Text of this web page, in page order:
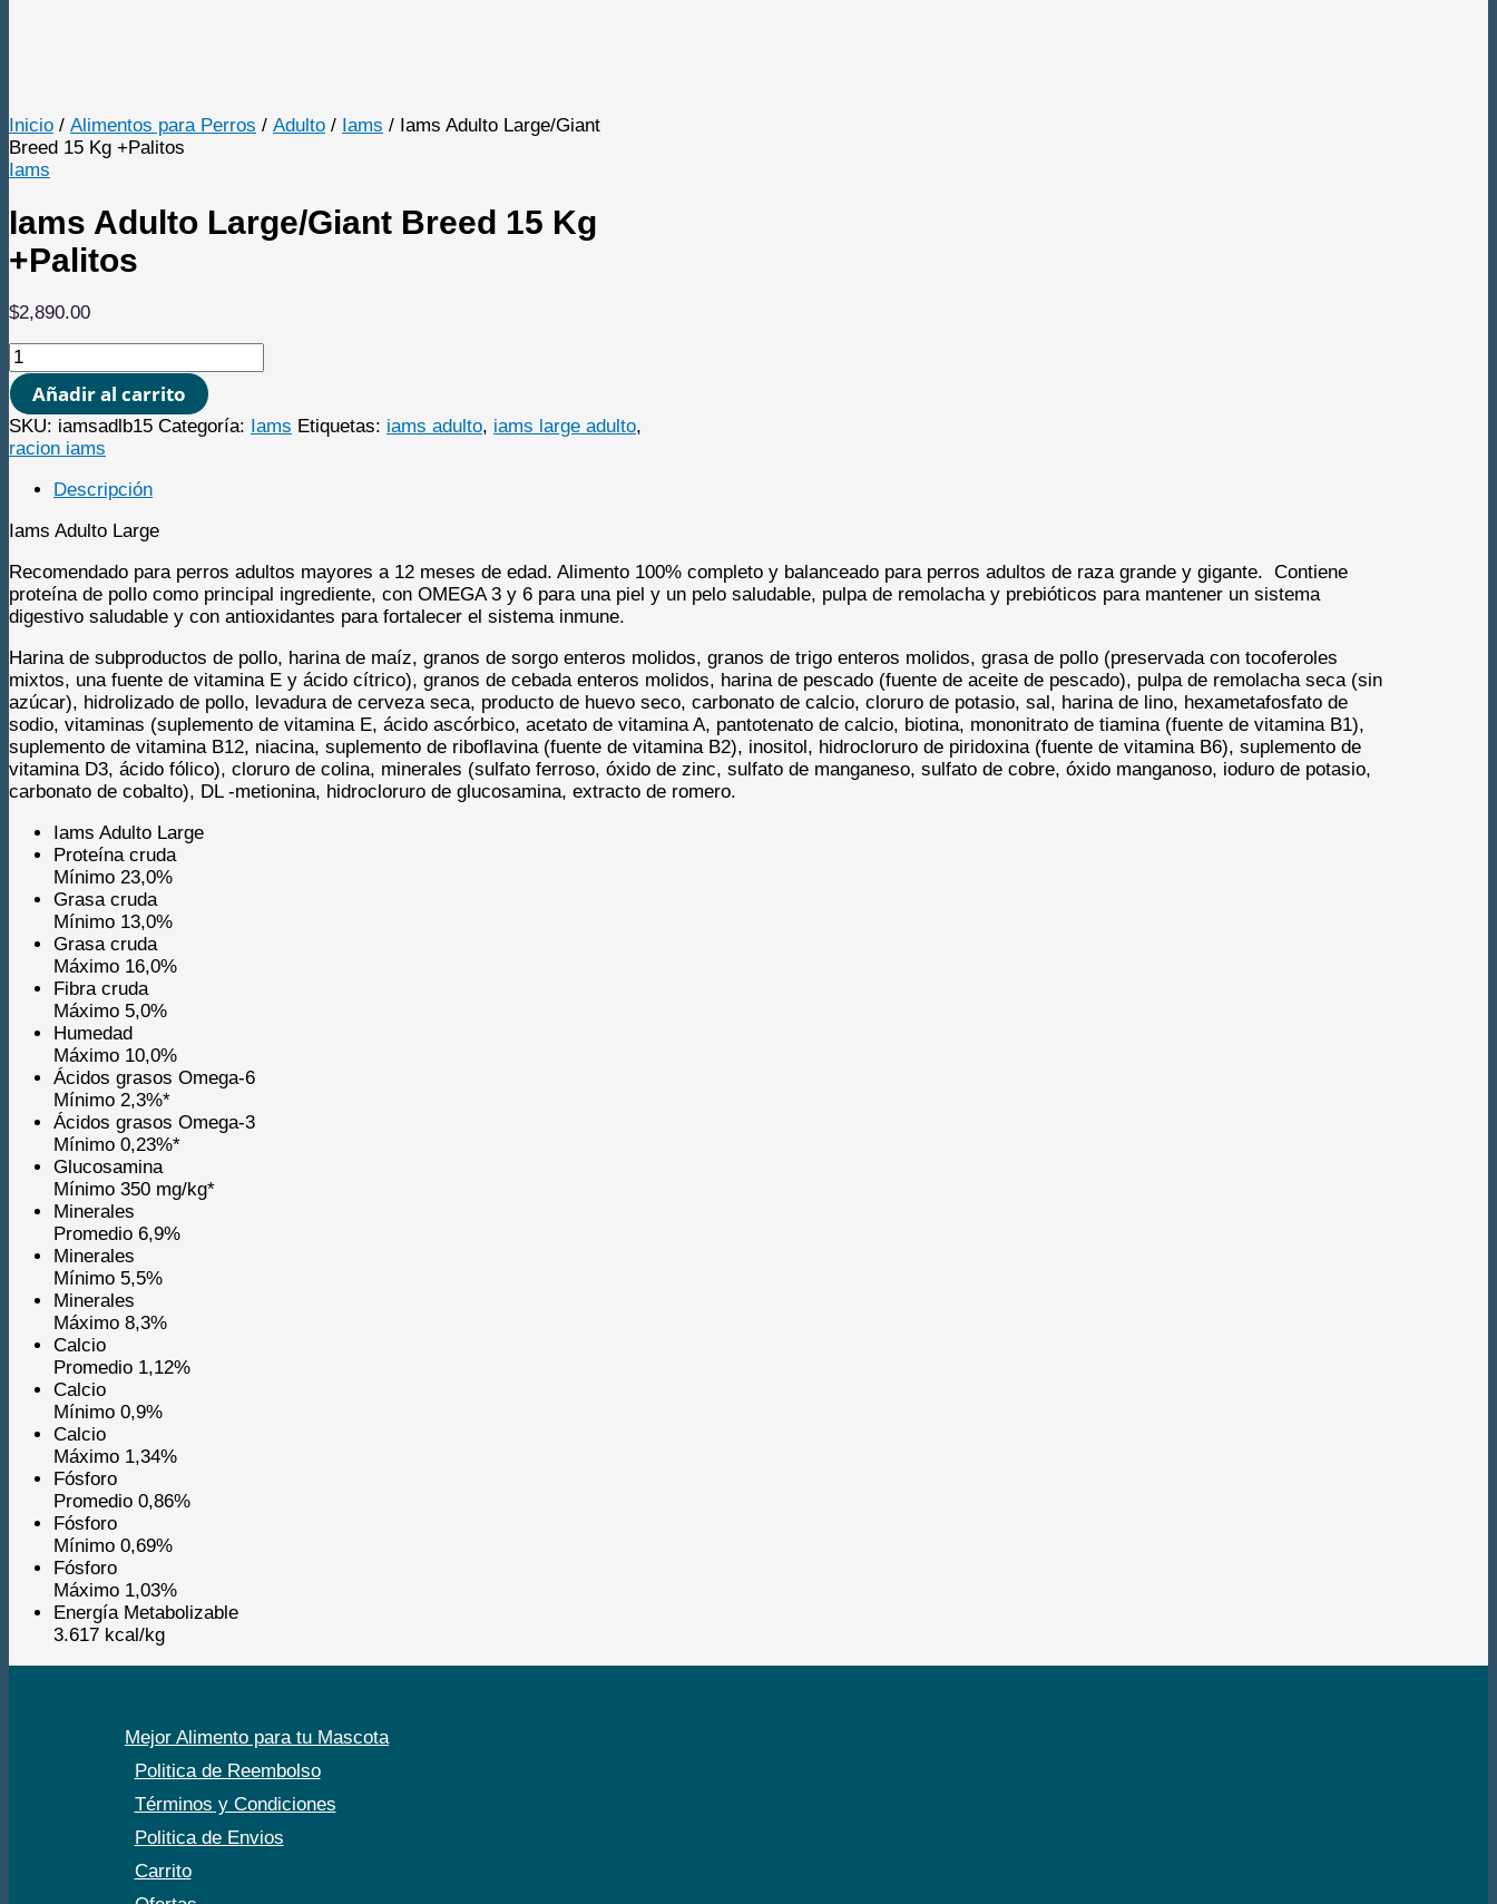
Inicio / Alimentos para Perros / Adulto / Iams / Iams Adulto Large/Giant
Breed 15 Kg +Palitos
Iams
Iams Adulto Large/Giant Breed 15 Kg
+Palitos
$2,890.00
Iams
Adulto
Large/Giant
Breed
15
+Palitos
Añadir al carrito
SKU: iamsadlb15 Categoría: Iams Etiquetas: iams adulto, iams large adulto,
racion iams
Descripción
Iams Adulto Large
Recomendado para perros adultos mayores a 12 meses de edad. Alimento 100% completo y balanceado para perros adultos de raza grande y gigante. Contiene
proteína de pollo como principal ingrediente, con OMEGA 3 y 6 para una piel y un pelo saludable, pulpa de remolacha y prebióticos para mantener un sistema
digestivo saludable y con antioxidantes para fortalecer el sistema inmune.
Harina de subproductos de pollo, harina de maíz, granos de sorgo enteros molidos, granos de trigo enteros molidos, grasa de pollo (preservada con tocoferoles
mixtos, una fuente de vitamina E y ácido cítrico), granos de cebada enteros molidos, harina de pescado (fuente de aceite de pescado), pulpa de remolacha seca (sin
azúcar), hidrolizado de pollo, levadura de cerveza seca, producto de huevo seco, carbonato de calcio, cloruro de potasio, sal, harina de lino, hexametafosfato de
sodio, vitaminas (suplemento de vitamina E, ácido ascórbico, acetato de vitamina A, pantotenato de calcio, biotina, mononitrato de tiamina (fuente de vitamina B1),
suplemento de vitamina B12, niacina, suplemento de riboflavina (fuente de vitamina B2), inositol, hidrocloruro de piridoxina (fuente de vitamina B6), suplemento de
vitamina D3, ácido fólico), cloruro de colina, minerales (sulfato ferroso, óxido de zinc, sulfato de manganeso, sulfato de cobre, óxido manganoso, ioduro de potasio,
carbonato de cobalto), DL -metionina, hidrocloruro de glucosamina, extracto de romero.
Iams Adulto Large
Proteína cruda
Mínimo 23,0%
Grasa cruda
Mínimo 13,0%
Grasa cruda
Máximo 16,0%
Fibra cruda
Máximo 5,0%
Humedad
Máximo 10,0%
Ácidos grasos Omega-6
Mínimo 2,3%*
Ácidos grasos Omega-3
Mínimo 0,23%*
Glucosamina
Mínimo 350 mg/kg*
Minerales
Promedio 6,9%
Minerales
Mínimo 5,5%
Minerales
Máximo 8,3%
Calcio
Promedio 1,12%
Calcio
Mínimo 0,9%
Calcio
Máximo 1,34%
Fósforo
Promedio 0,86%
Fósforo
Mínimo 0,69%
Fósforo
Máximo 1,03%
Energía Metabolizable
3.617 kcal/kg
Mejor Alimento para tu Mascota
Politica de Reembolso
Términos y Condiciones
Politica de Envios
Carrito